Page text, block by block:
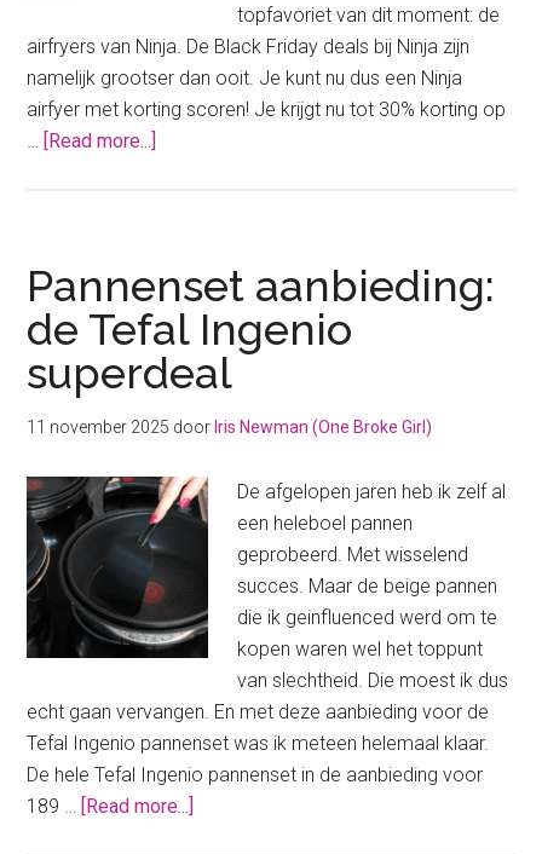
topfavoriet van dit moment: de
airfryers van Ninja. De Black Friday deals bij Ninja zijn
namelijk grootser dan ooit. Je kunt nu dus een Ninja
airfyer met korting scoren! Je krijgt nu tot 30% korting op
…
[Read more...]
scoor
nu
jouw
Ninja
airfyer
korting!
(dubbele
korting
zelfs)
Pannenset aanbieding:
de Tefal Ingenio
superdeal
11 november 2025 door Iris Newman (One Broke Girl)
De afgelopen jaren heb ik zelf al
een heleboel pannen
geprobeerd. Met wisselend
succes. Maar de beige pannen
die ik geinfluenced werd om te
kopen waren wel het toppunt
van slechtheid. Die moest ik dus
echt gaan vervangen. En met deze aanbieding voor de
Tefal Ingenio pannenset was ik meteen helemaal klaar.
De hele Tefal Ingenio pannenset in de aanbieding voor
189 …
[Read more...]